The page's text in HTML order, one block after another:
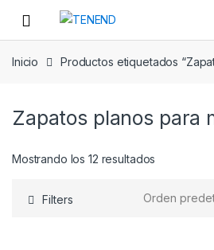
navigation
content
Inicio Productos etiquetados
Zapatos planos para
Mostrando los 12 resultados
Filters